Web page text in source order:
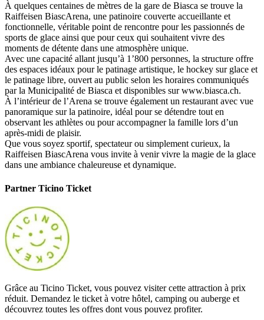
À quelques centaines de mètres de la gare de Biasca se trouve la
Raiffeisen BiascArena, une patinoire couverte accueillante et
fonctionnelle, véritable point de rencontre pour les passionnés de
sports de glace ainsi que pour ceux qui souhaitent vivre des
moments de détente dans une atmosphère unique.
Avec une capacité allant jusqu’à 1’800 personnes, la structure offre
des espaces idéaux pour le patinage artistique, le hockey sur glace et
le patinage libre, ouvert au public selon les horaires communiqués
par la Municipalité de Biasca et disponibles sur www.biasca.ch.
À l’intérieur de l’Arena se trouve également un restaurant avec vue
panoramique sur la patinoire, idéal pour se détendre tout en
observant les athlètes ou pour accompagner la famille lors d’un
après-midi de plaisir.
Que vous soyez sportif, spectateur ou simplement curieux, la
Raiffeisen BiascArena vous invite à venir vivre la magie de la glace
dans une ambiance chaleureuse et dynamique.
Partner Ticino Ticket
Grâce au Ticino Ticket, vous pouvez visiter cette attraction à prix
réduit. Demandez le ticket à votre hôtel, camping ou auberge et
découvrez toutes les offres dont vous pouvez profiter.